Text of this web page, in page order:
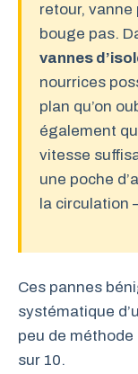
retour,
bouge pas.
vannes
nourrices
plan qu’on
également
vitesse
une poche
la circulation
Ces pannes
systématique
peu de méthode
sur 10.